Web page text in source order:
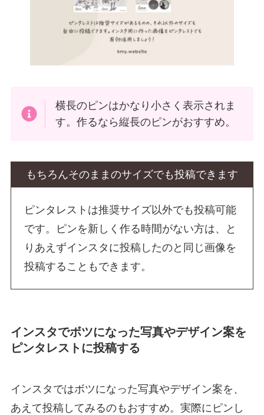
横長のピンはかなり小さく表示されま
す。作るなら縦長のピンがおすすめ。
もちろんそのままのサイズでも投稿できます
ピンタレストは推奨サイズ以外でも投稿可能
です。ピンを新しく作る時間がない方は、と
りあえずインスタに投稿したのと同じ画像を
投稿することもできます。
インスタでボツになった写真やデザイン案を
ピンタレストに投稿する
インスタではボツになった写真やデザイン案を、
あえて投稿してみるのもおすすめ。実際にピンし